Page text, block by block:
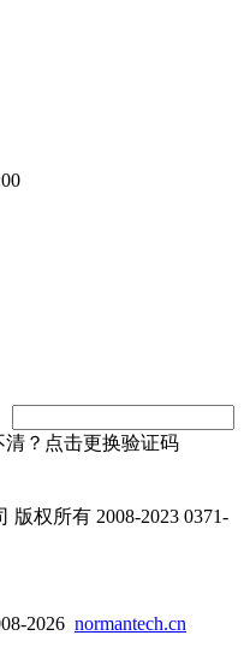
权所有 2008-2023 0371-
2026 normantech.cn